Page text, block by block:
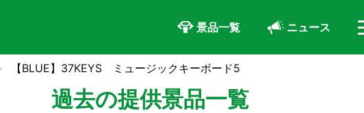
景品一覧 ニュース
【BLUE】37KEYS ミュージックキーボード5
過去の提供景品一覧